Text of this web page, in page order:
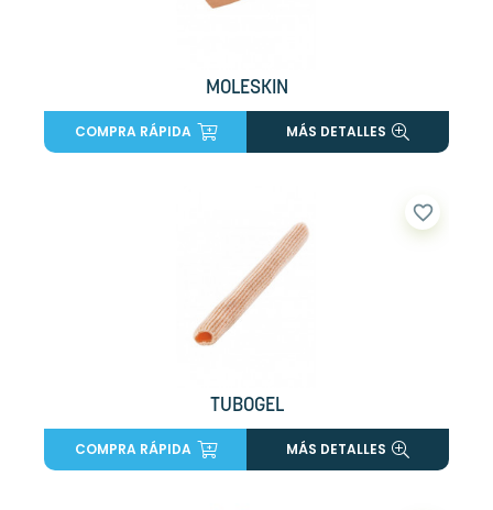
MOLESKIN
COMPRA RÁPIDA MÁS DETALLES
favorite_border
TUBOGEL
COMPRA RÁPIDA MÁS DETALLES